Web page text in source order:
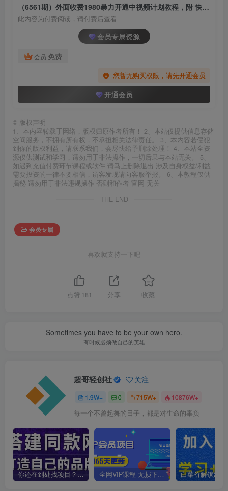
（6561期）外面收费1980暴力开通中视频计划教程，附 快速通过中视频伙伴计划的办法
此内容为付费阅读，请付费后查看
会员专属资源
会员 免费
您暂无购买权限，请先开通会员
开通会员
© 版权声明
1、本内容转载于网络，版权归原作者所有！ 2、本站仅提供信息存储
空间服务，不拥有所有权，不承担相关法律责任。 3、本内容若侵犯
到你的版权利益，请联系我们，会尽快给予删除处理！ 4、本站全资
源仅供测试和学习，请勿用于非法操作，一切后果与本站无关。 5、
如遇到充值付费环节课程或软件 请马上删除退出 涉及自身权益/利益
需要投资的一律不要相信，访客发现请向客服举报。 6、本教程仅供
揭秘 请勿用于非法违规操作 否则和作者 官网 无关
THE END
会员专属
喜欢就支持一下吧
点赞 181 分享 收藏
Sometimes you have to be your own hero.
有时候必须做自己的英雄
超哥轻创社 关注
1.9W+ 0 715W+ 10876W+
每一个不曾起舞的日子，都是对生命的辜负
你还在到处找项目？还在当韭菜？我靠卖项目一个月收入5万+，曾经我也是个失败者。 全网VIP课程 无损下载~